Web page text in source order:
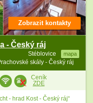
- Český ráj
Stéblovice mapa
skály - Český ráj
Zobrazit kontakty
Ceník
ZDE
- hrad Kost - Český ráj“